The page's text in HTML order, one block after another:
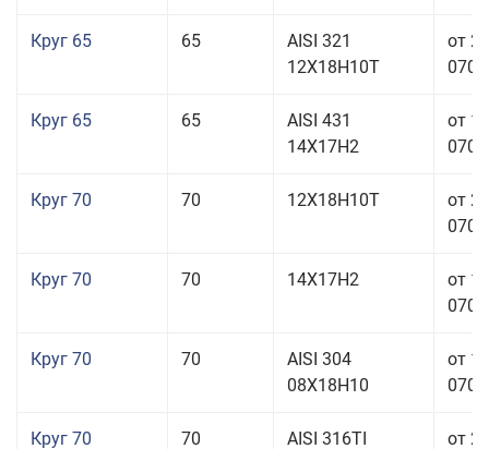
Круг 65 65
AISI 321
12Х18Н10Т
от
Круг 65 65
AISI 431
14Х17Н2
от
Круг 70 70 12Х18Н10Т
от
Круг 70 70 14Х17Н2
от
Круг 70 70
AISI 304
08Х18Н10
от
Круг 70 70
AISI 316TI
от